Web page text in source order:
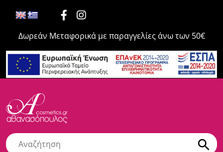
Δωρεάν Μεταφορικά με παραγγελίες άνω των 50€